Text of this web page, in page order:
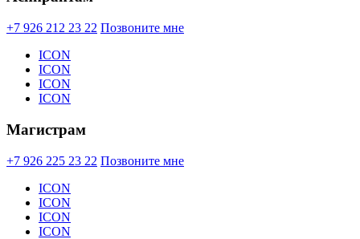
+7 926 212 23 22 Позвоните мне
ICON
ICON
ICON
ICON
Магистрам
+7 926 225 23 22 Позвоните мне
ICON
ICON
ICON
ICON